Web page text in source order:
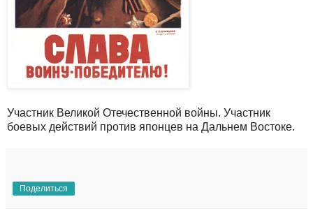
Участник Великой Отечественной войны. Участник
боевых действий против японцев на Дальнем Востоке.
Поделиться